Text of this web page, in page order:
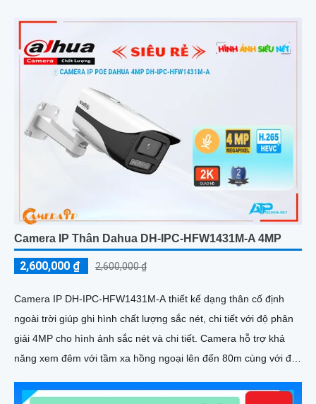
Camera IP Thân Dahua DH-IPC-HFW1431M-A 4MP
2,600,000 ₫ 2,600,000 ₫
Camera IP DH-IPC-HFW1431M-A thiết kế dạng thân cố định
ngoài trời giúp ghi hình chất lượng sắc nét, chi tiết với độ phân
giải 4MP cho hình ảnh sắc nét và chi tiết. Camera hỗ trợ khả
năng xem đêm với tầm xa hồng ngoại lên đến 80m cùng với đó